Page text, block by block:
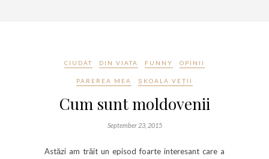
CIUDAT DIN VIATA FUNNY OPINII
PAREREA MEA ȘKOALA VEȚII
Cum sunt moldovenii
September 23, 2015
Astăzi am trăit un episod foarte interesant care a